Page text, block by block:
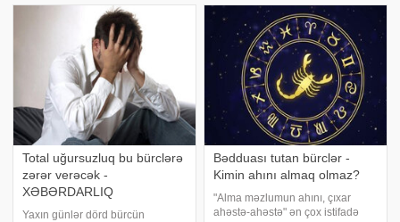
isə o qədər də şanslı deyil.
Xərçəng - intensivli
daha zəifdirlər və müxtəlif mənfi
hallara qarşı həssasdırlar.
Total uğursuzluq bu bürclərə
zərər verəcək -
XƏBƏRDARLIQ
Yaxın günlər dörd bürcün
Bədduası tutan bürclər -
Kimin ahını almaq olmaz?
"Alma məzlumun ahını, çıxar
ahəstə-ahəstə" ən çox istifadə